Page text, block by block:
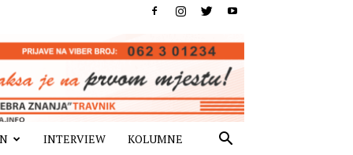
INTERVIEW KOLUMNE